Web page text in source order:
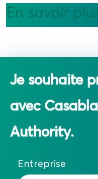
En savoir
Je souhaite
avec
Authority.
Entreprise